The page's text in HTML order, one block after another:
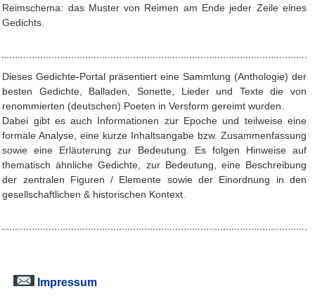
Reimschema: das Muster von Reimen am Ende jeder Zeile eines
Gedichts.
Dieses Gedichte-Portal präsentiert eine Sammlung (Anthologie) der
besten Gedichte, Balladen, Sonette, Lieder und Texte die von
renommierten (deutschen) Poeten in Versform gereimt wurden.
Dabei gibt es auch Informationen zur Epoche und teilweise eine
formale Analyse, eine kurze Inhaltsangabe bzw. Zusammenfassung
sowie eine Erläuterung zur Bedeutung. Es folgen Hinweise auf
thematisch ähnliche Gedichte, zur Bedeutung, eine Beschreibung
der zentralen Figuren / Elemente sowie der Einordnung in den
gesellschaftlichen & historischen Kontext.
Impressum